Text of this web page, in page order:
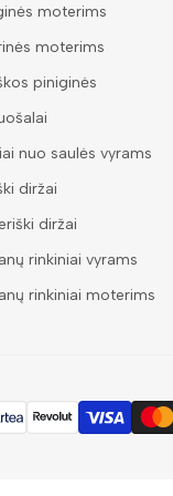
moterims
moterims
piniginės
nuo saulės vyrams
diržai
diržai
rinkiniai vyrams
rinkiniai moterims